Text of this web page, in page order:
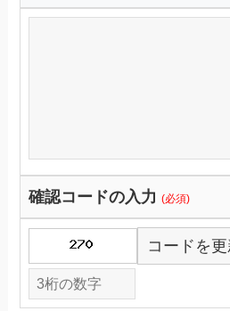
確認コードの入力(必須)
コードを